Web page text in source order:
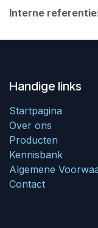
Interne
Handige links
Startpagina
Over ons
Producten
Kennisbank
Algemene
Contact